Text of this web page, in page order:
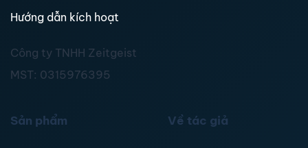
Hướng dẫn kích hoạt
Công ty TNHH Zeitgeist
MST: 0315976395
Sản phẩm Về tác giả